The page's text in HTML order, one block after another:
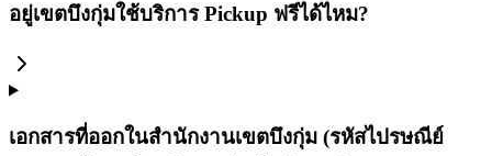
อยู่เขตบึงกุ่มใช้บริการ Pickup ฟรีได้ไหม?
เอกสารที่ออกในสำนักงานเขตบึงกุ่ม (รหัสไปรษณีย์